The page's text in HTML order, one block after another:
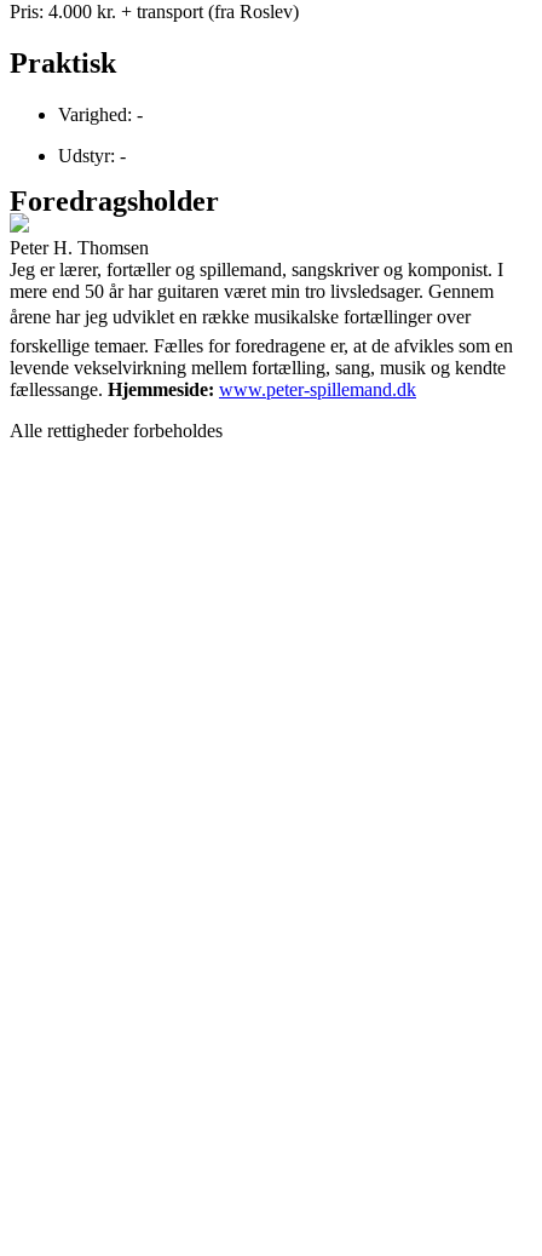
Pris: 4.000 kr. + transport (fra Roslev)
Praktisk
Varighed: -
Udstyr: -
Foredragsholder
Peter H. Thomsen
Jeg er lærer, fortæller og spillemand, sangskriver og komponist. I
mere end 50 år har guitaren været min tro livsledsager. Gennem
årene har jeg udviklet en række musikalske fortællinger over
forskellige temaer. Fælles for foredragene er, at de afvikles som en
levende vekselvirkning mellem fortælling, sang, musik og kendte
fællessange. Hjemmeside: www.peter-spillemand.dk
Alle rettigheder forbeholdes